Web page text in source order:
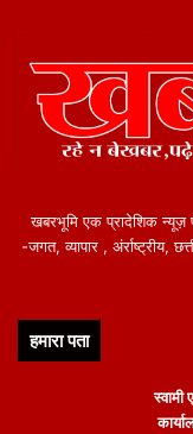
खबरभूमि एक प्रादेशिक न्यूज़
-जगत, व्यापार , अंर्राष्ट्रीय,
हमारा पता